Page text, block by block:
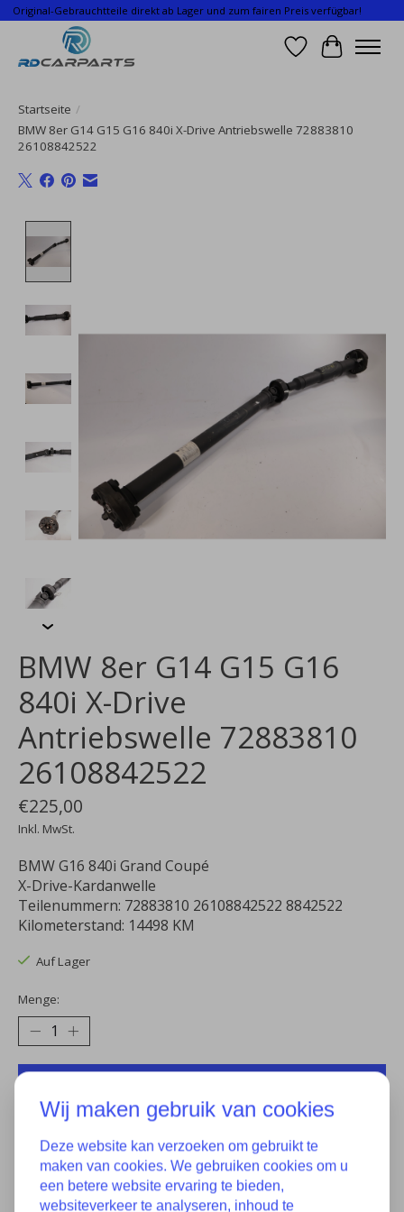
Original-Gebrauchtteile direkt ab Lager und zum fairen Preis verfügbar!
Wunschzettel
Ihr
Startseite /
BMW 8er G14 G15 G16 840i X-Drive Antriebswelle 72883810
26108842522
BMW 8er G14 G15 G16
840i X-Drive
Antriebswelle 72883810
26108842522
€225,00
Inkl. MwSt.
BMW G16 840i Grand Coupé
X-Drive-Kardanwelle
Teilenummern: 72883810 26108842522 8842522
Kilometerstand: 14498 KM
Auf Lager
Menge:
Zum Warenkorb hinzufügen
Zur Wunschliste hinzufügen
Kaufen
Zum Vergleich hinzufügen
Wij maken gebruik van cookies
Deze website kan verzoeken om gebruikt te
maken van cookies. We gebruiken cookies om u
een betere website ervaring te bieden,
websiteverkeer te analyseren, inhoud te